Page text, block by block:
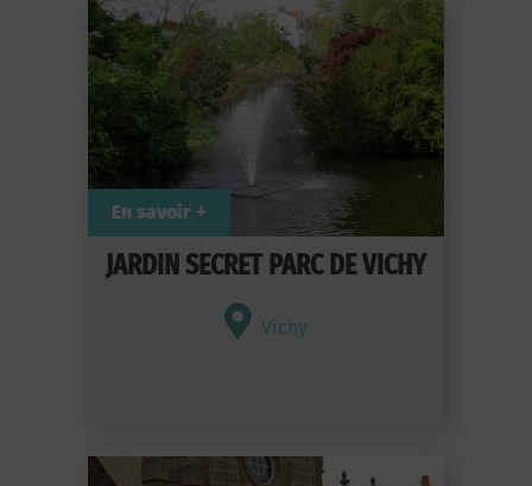
JARDIN SECRET PARC DE VICHY
Vichy
En savoir +